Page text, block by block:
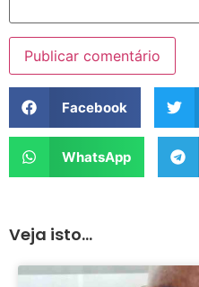
Facebook
WhatsApp
Veja isto...